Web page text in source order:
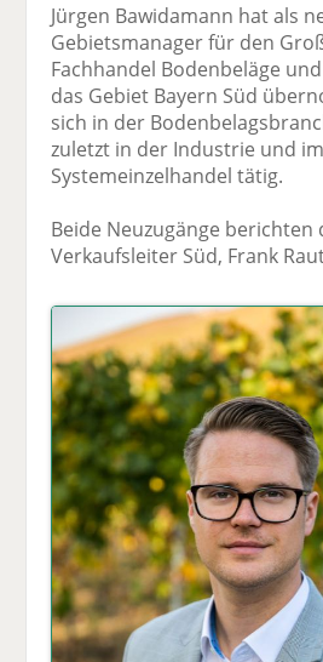
Jürgen Bawidamann hat als
Gebietsmanager für den
Fachhandel Bodenbeläge
das Gebiet Bayern Süd
sich in der
zuletzt in der Industrie und im
Systemeinzelhandel tätig.
Beide Neuzugänge berichten
Verkaufsleiter Süd, Frank